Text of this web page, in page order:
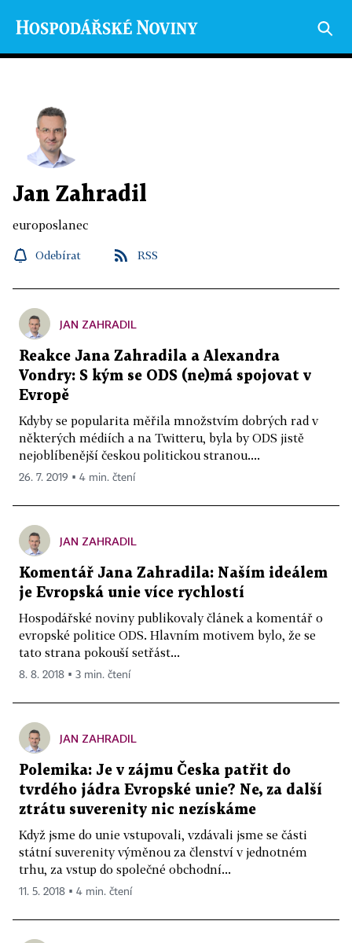
Jan Zahradil
europoslanec
Odebírat RSS
JAN ZAHRADIL
Reakce Jana Zahradila a Alexandra
Vondry: S kým se ODS (ne)má spojovat v
Evropě
Kdyby se popularita měřila množstvím dobrých rad v
některých médiích a na Twitteru, byla by ODS jistě
nejoblíbenější českou politickou stranou....
26. 7. 2019 ▪ 4 min. čtení
JAN ZAHRADIL
Komentář Jana Zahradila: Naším ideálem
je Evropská unie více rychlostí
Hospodářské noviny publikovaly článek a komentář o
evropské politice ODS. Hlavním motivem bylo, že se
tato strana pokouší setřást...
8. 8. 2018 ▪ 3 min. čtení
JAN ZAHRADIL
Polemika: Je v zájmu Česka patřit do
tvrdého jádra Evropské unie? Ne, za další
ztrátu suverenity nic nezískáme
Když jsme do unie vstupovali, vzdávali jsme se části
státní suverenity výměnou za členství v jednotném
trhu, za vstup do společné obchodní...
11. 5. 2018 ▪ 4 min. čtení